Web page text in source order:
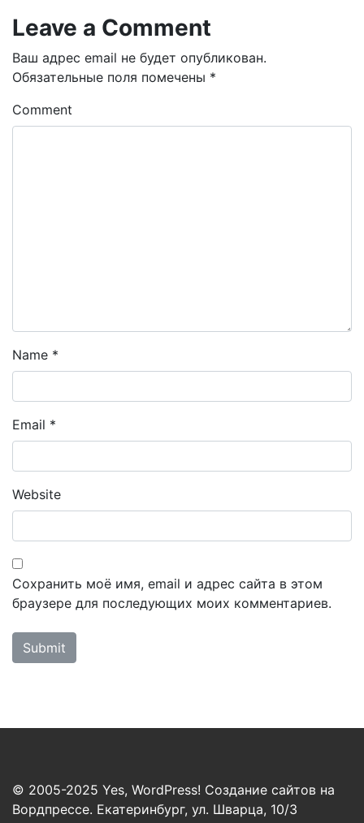
Leave a Comment
Ваш адрес email не будет опубликован.
Обязательные поля помечены *
Comment
Name *
Email *
Website
Сохранить моё имя, email и адрес сайта в этом
браузере для последующих моих комментариев.
© 2005-2025 Yes, WordPress! Создание сайтов на
Вордпрессе. Екатеринбург, ул. Шварца, 10/3